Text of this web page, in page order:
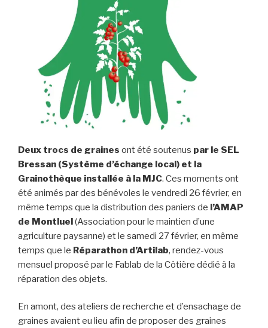
Deux trocs de graines ont été soutenus par le SEL
Bressan (Système d’échange local) et la
Grainothèque installée à la MJC. Ces moments ont
été animés par des bénévoles le vendredi 26 février, en
même temps que la distribution des paniers de l’AMAP
de Montluel(Association pour le maintien d’une
agriculture paysanne) et le samedi 27 février, en même
temps que le Réparathon d’Artilab, rendez-vous
mensuel proposé par le Fablab de la Côtière dédié à la
réparation des objets.
En amont, des ateliers de recherche et d’ensachage de
graines avaient eu lieu afin de proposer des graines